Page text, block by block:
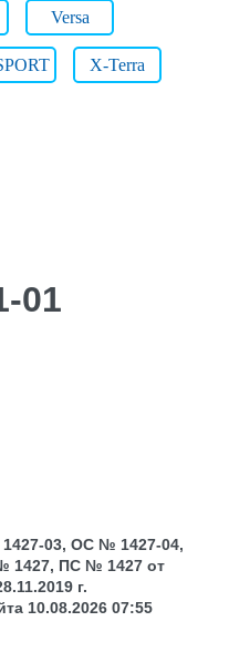
Versa
X-Terra
01
03, ОС № 1427-04,
1427, ПС № 1427 от
г.
10.08.2026 07:55